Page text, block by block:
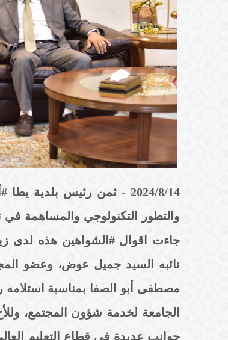
2024/8/14 - ثمن رئيس
والتطور التكنولوجي والمساهمة
جاءت اقوال #الشواهين هذه لدى
نائبه السيد جميل عوض، وعضو
مصطفى أبو الصفا بمناسبة استلامه
الجامعة لخدمة شؤون المجتمع،
جوانب عديدة في قطاع التعليم